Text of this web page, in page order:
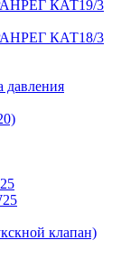
КАТ19/3
КАТ18/3
давления
клапан)